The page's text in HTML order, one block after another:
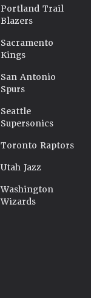
Portland Trail
Blazers
Sacramento
Kings
San Antonio
Spurs
Seattle
Supersonics
Toronto Raptors
Utah Jazz
Washington
Wizards